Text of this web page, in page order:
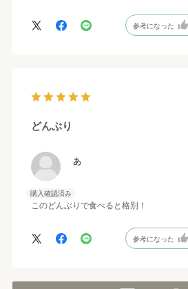
参考になった
どんぶり
あ
購入確認済み
このどんぶりで食べると格別！
参考になった